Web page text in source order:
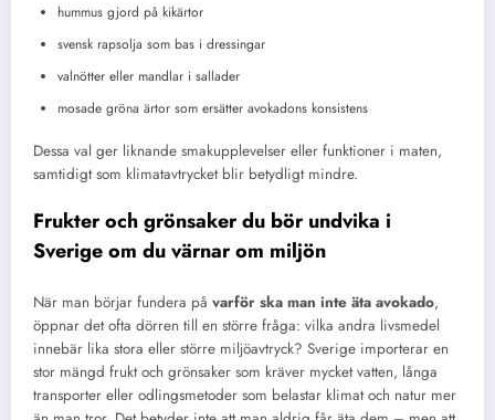
hummus gjord på kikärtor
svensk rapsolja som bas i dressingar
valnötter eller mandlar i sallader
mosade gröna ärtor som ersätter avokadons konsistens
Dessa val ger liknande smakupplevelser eller funktioner i maten,
samtidigt som klimatavtrycket blir betydligt mindre.
Frukter och grönsaker du bör undvika i
Sverige om du värnar om miljön
När man börjar fundera på varför ska man inte äta avokado,
öppnar det ofta dörren till en större fråga: vilka andra livsmedel
innebär lika stora eller större miljöavtryck? Sverige importerar en
stor mängd frukt och grönsaker som kräver mycket vatten, långa
transporter eller odlingsmetoder som belastar klimat och natur mer